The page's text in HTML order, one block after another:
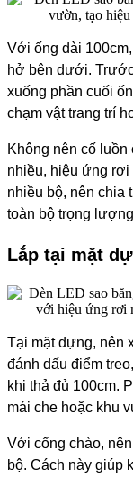
Với ống dài
hở bên dưới.
xuống phần cuối
chạm vật trang trí
Không nên cố luồn
nhiều, hiệu ứng rơi
nhiều bộ, nên chia
toàn bộ trọng
Lắp tại mặt
Tại mặt dựng, nên
đánh dấu điểm
khi thả đủ 100cm.
mái che hoặc khu
Với cổng chào,
bộ. Cách này giúp